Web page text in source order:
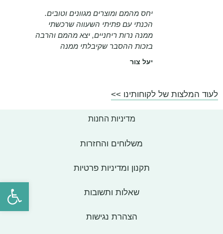
יחס מהמם ומוצרים מגוונים וטובים.
הכנתי עם פתיתי השעווה שרכשתי
ממנה נרות ריחניים, יצא מהמם והרבה
בזכות ההסבר שקיבלתי ממנה
יעל צור
לעוד המלצות של לקוחותינו >>
מדיניות החנות
משלוחים והחזרות
תקנון ומדיניות פרטיות
שאלות ותשובות
הצהרת נגישות
פתח